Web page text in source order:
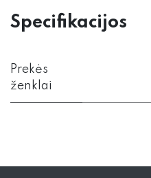
Specifikacijos
Prekės
ženklai